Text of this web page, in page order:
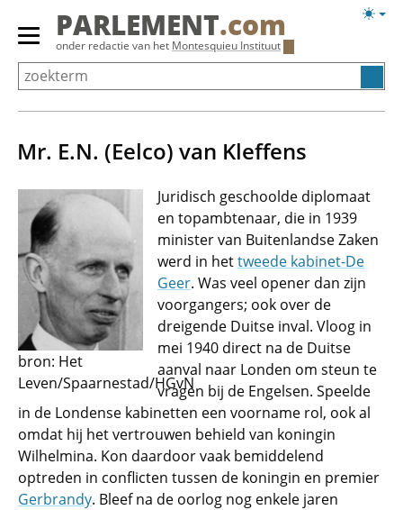
Overslaan
Primair
menu
tonen/verbergen
PARLEMENT.com
onder redactie van het Montesquieu Instituut
Mr. E.N. (Eelco) van Kleffens
bron: Het
Leven/Spaarnestad/HGvN
Juridisch geschoolde diplomaat
en topambtenaar, die in 1939
minister van Buitenlandse Zaken
werd in hettweede kabinet-De
Geer. Was veel opener dan zijn
voorgangers; ook over de
dreigende Duitse inval. Vloog in
mei 1940 direct na de Duitse
aanval naar Londen om steun te
vragen bij de Engelsen. Speelde
in de Londense kabinetten een voorname rol, ook al
omdat hij het vertrouwen behield van koningin
Wilhelmina. Kon daardoor vaak bemiddelend
optreden in conflicten tussen de koningin en premier
Gerbrandy. Bleef na de oorlog nog enkele jaren